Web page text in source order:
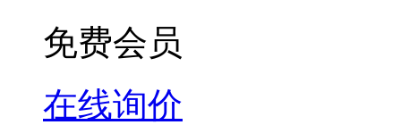
免费会员
在线询价